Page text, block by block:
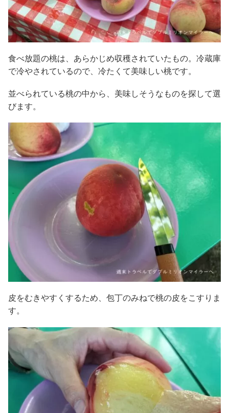
食べ放題の桃は、あらかじめ収穫されていたもの。冷蔵庫
で冷やされているので、冷たくて美味しい桃です。
並べられている桃の中から、美味しそうなものを探して選
びます。
皮をむきやすくするため、包丁のみねで桃の皮をこすりま
す。